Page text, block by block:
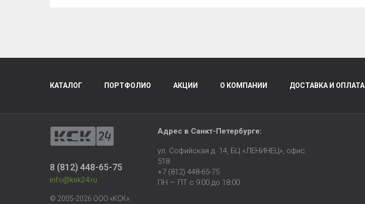
КАТАЛОГ ПОРТФОЛИО АКЦИИ О КОМПАНИИ ДОСТАВКА И ОПЛАТА
8 (812) 448-65-75
info@ksk24.ru
© 2005-2026 ООО «КСК».
Адрес в Санкт-Петербурге:
ул. Софийская д. 14, БЦ «ЛЕНИНЕЦ», офис
518
+7 (812) 448-65-75
ПН — ПТ с 9:00 до 18:00